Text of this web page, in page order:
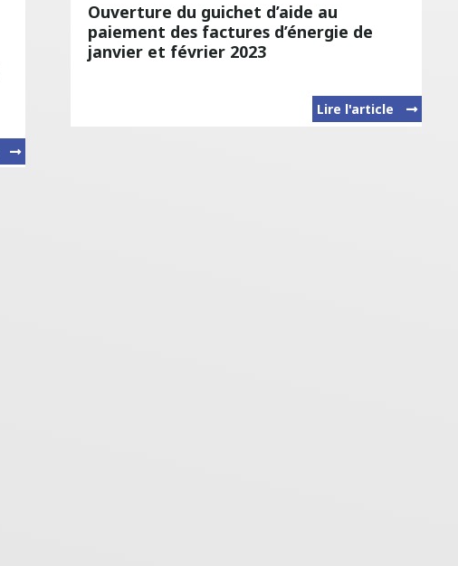
Ouverture du guichet d’aide au
paiement des factures d’énergie de
janvier et février 2023
Lire l'article